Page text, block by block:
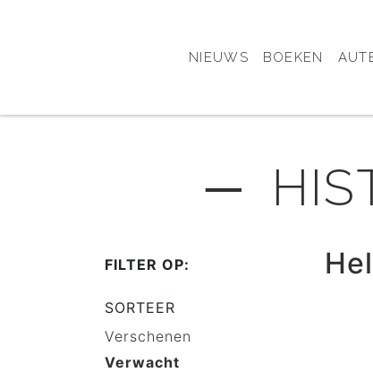
NIEUWS BOEKEN
─
FILTER OP:
SORTEER
Verschenen
Verwacht